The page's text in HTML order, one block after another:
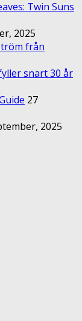
Twin Suns
2025
från
snart 30 år
27
2025